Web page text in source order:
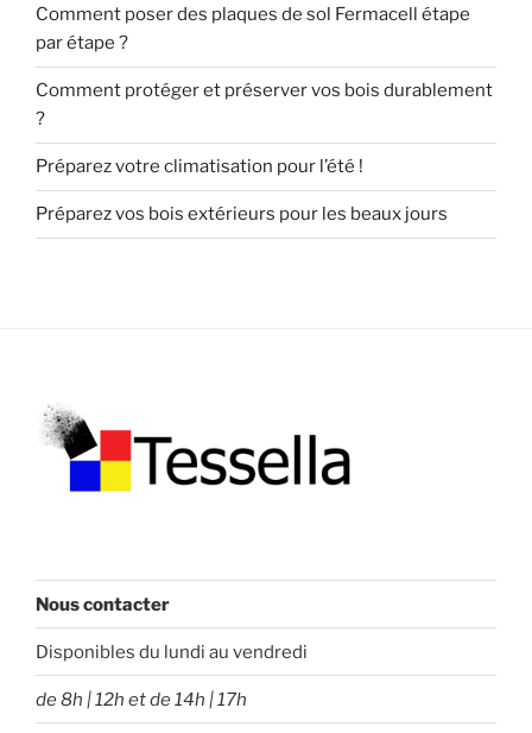
Comment poser des plaques de sol Fermacell étape
par étape ?
Comment protéger et préserver vos bois durablement
?
Préparez votre climatisation pour l’été !
Préparez vos bois extérieurs pour les beaux jours
Nous contacter
Disponibles du lundi au vendredi
de 8h | 12h et de 14h | 17h